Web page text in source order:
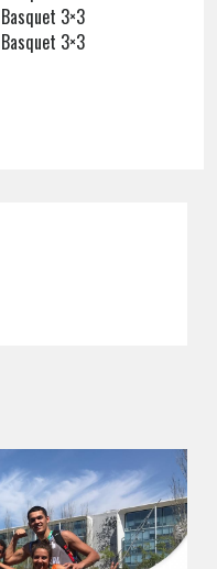
Basquet 3×3
Basquet 3×3